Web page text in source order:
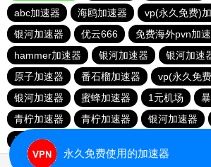
abc加速器
海鸥加速器 vp(永久免费)
银河加速器
优云666 免费海外pvn加
hammer加速器
银河加速器 银河加速
原子加速器
番石榴加速器
vp(永久免
银河加速器
蜜蜂加速器 1元机场
青柠加速器
青柠加速器 银河加速器
速鹰666
永久免费使用的加速器